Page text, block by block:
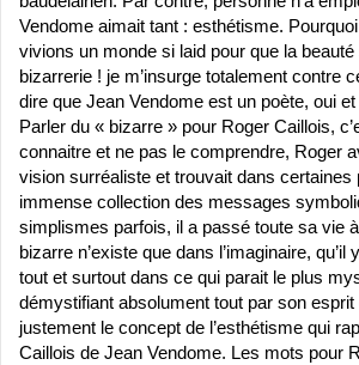
Vendome aimait tant : esthétisme.
vivions un monde si laid pour que la
bizarrerie ! je m’insurge totalement contre
dire que Jean Vendome est un poète, oui
Parler du « bizarre » pour Roger Caillois,
connaitre et ne pas le comprendre, Roger
vision surréaliste et trouvait dans certaines
immense collection des messages
simplismes parfois, il a passé toute sa vie
bizarre n’existe que dans l’imaginaire, qu’il
tout et surtout dans ce qui parait le plus
démystifiant absolument tout par son esprit
justement le concept de l’esthétisme qui
Caillois de Jean Vendome. Les mots pour